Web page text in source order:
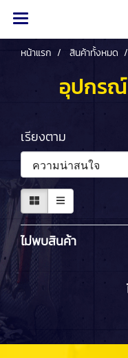
หน้าแรก สินค้าทั้งหมด
อุปกรณ์
เรียงตาม
ไม่พบสินค้า